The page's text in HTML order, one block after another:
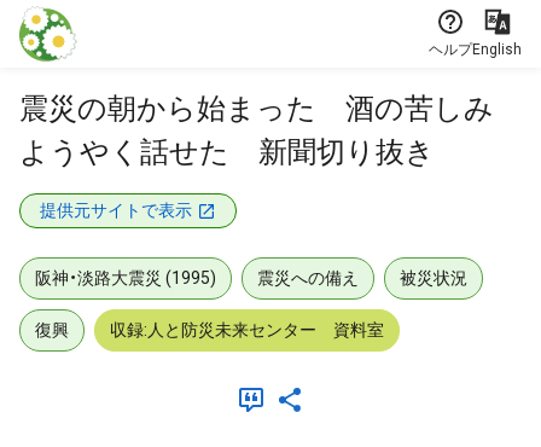
本文に飛ぶ
ヘルプEnglish
震災の朝から始まった 酒の苦しみ
ようやく話せた 新聞切り抜き
提供元サイトで表示
阪神・淡路大震災 (1995) 震災への備え 被災状況
復興 収録:人と防災未来センター 資料室